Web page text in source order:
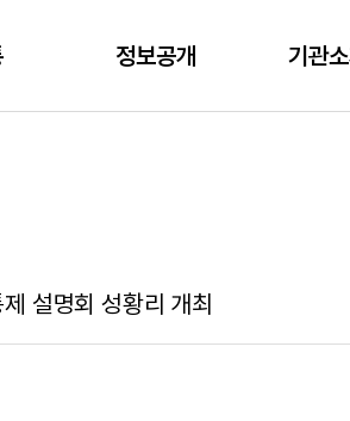
정보공개 기관
설명회 성황리 개최